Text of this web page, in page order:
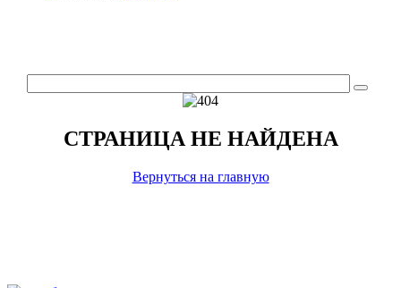
СТРАНИЦА НЕ НАЙДЕНА
Вернуться на главную